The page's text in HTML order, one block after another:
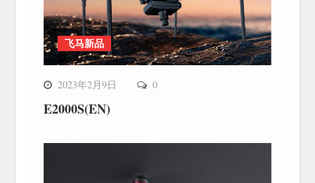
飞马新品
2023年2月9日 0
E2000S(EN)